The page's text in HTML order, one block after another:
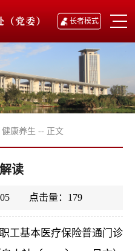
长者模式
健康养生 -- 正文
读
05 点击量： 179
工基本医疗保险普通门诊